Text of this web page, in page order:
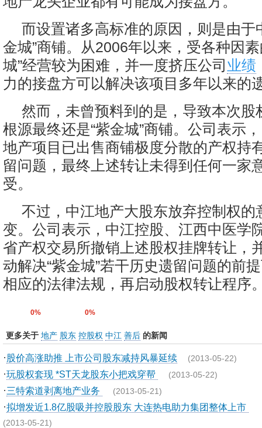
而设置诸多高标准的原因，则是由于
金城”商铺。从2006年以来，受各种因
城”经营较为困难，并一度挤压公司 业绩
力的接盘方可以解决该项目多年以来的
然而，未曾预料到的是，导致本次股
根源最终还是“紫金城”商铺。公司表示
地产项目已出售商铺极度分散的产权持
留问题，最终上述转让未得到任何一家
受。
不过，中江地产大股东放弃控制权的
变。公司表示，中江控股、江西中医学
省产权交易所撤销上述股权挂牌转让，
动解决“紫金城”若干历史遗留问题的前
相应的法律法规，再启动股权转让程序
0% 0%
更多关于 地产 股东 控股权 中江 善后 的新闻
· 股价高涨助推 上市公司股东减持风暴延续 (2013-05-22)
·玩股权套现 *ST天龙股东小把戏穿帮 (2013-05-22)
·三特索道剥离地产业务 (2013-05-21)
·拟增发近1.8亿股吸并控股股东 大连热电助力集团整体上市
(2013-05-21)